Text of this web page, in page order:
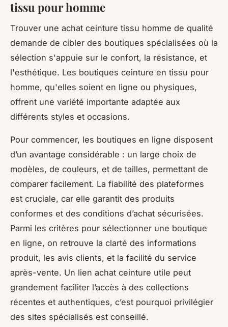
tissu pour homme
Trouver une achat ceinture tissu homme de qualité
demande de cibler des boutiques spécialisées où la
sélection s'appuie sur le confort, la résistance, et
l'esthétique. Les boutiques ceinture en tissu pour
homme, qu'elles soient en ligne ou physiques,
offrent une variété importante adaptée aux
différents styles et occasions.
Pour commencer, les boutiques en ligne disposent
d’un avantage considérable : un large choix de
modèles, de couleurs, et de tailles, permettant de
comparer facilement. La fiabilité des plateformes
est cruciale, car elle garantit des produits
conformes et des conditions d’achat sécurisées.
Parmi les critères pour sélectionner une boutique
en ligne, on retrouve la clarté des informations
produit, les avis clients, et la facilité du service
après-vente. Un lien achat ceinture utile peut
grandement faciliter l’accès à des collections
récentes et authentiques, c’est pourquoi privilégier
des sites spécialisés est conseillé.